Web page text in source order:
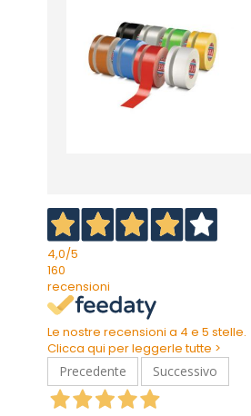
4,0/5
160
recensioni
Le nostre recensioni a 4 e 5 stelle.
Clicca qui per leggerle tutte >
Precedente
Successivo